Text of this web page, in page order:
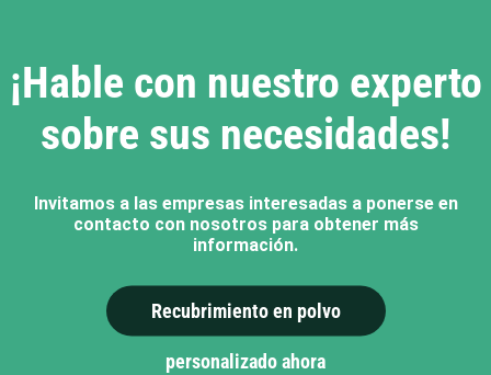
¡Hable con nuestro experto
sobre sus necesidades!
Invitamos a las empresas interesadas a ponerse en
contacto con nosotros para obtener más
información.
Recubrimiento en polvo
personalizado ahora